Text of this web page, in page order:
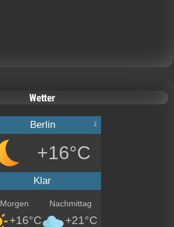
Wetter
Berlin
+16°C
Klar
Morgen
+16°C
Nachmittag
+21°C